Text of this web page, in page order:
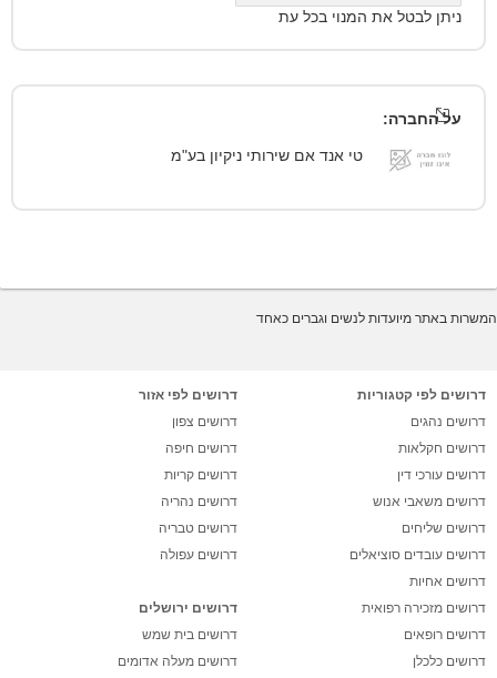
ניתן לבטל את המנוי בכל עת
על החברה:
טי אנד אם שירותי ניקיון בע"מ
המשרות באתר מיועדות לנשים וגברים כאחד
דרושים לפי קטגוריות
דרושים נהגים
דרושים חקלאות
דרושים עורכי דין
דרושים משאבי אנוש
דרושים שליחים
דרושים עובדים סוציאלים
דרושים אחיות
דרושים מזכירה רפואית
דרושים רופאים
דרושים כלכלן
דרושים לפי אזור
דרושים צפון
דרושים חיפה
דרושים קריות
דרושים נהריה
דרושים טבריה
דרושים עפולה
דרושים ירושלים
דרושים בית שמש
דרושים מעלה אדומים